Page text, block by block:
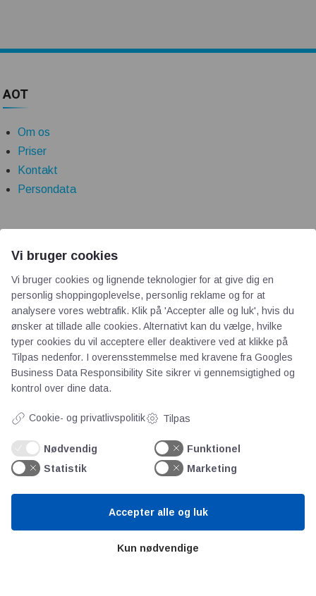
AOT
Om os
Priser
Kontakt
Persondata
Teknologisk Institut
Bitva
Videncentre
Litteratur
Forkortelser
Ståbi
Værd at besøge
Alltomteknikindustrin
Altombyen
Altomhjemmet
Vi bruger cookies
Vi bruger cookies og lignende teknologier for at give dig en
personlig shoppingoplevelse, personlig reklame og for at
analysere vores webtrafik. Klik på 'Accepter alle og luk', hvis du
ønsker at tillade alle cookies. Alternativt kan du vælge, hvilke
typer cookies du vil acceptere eller deaktivere ved at klikke på
Tilpas nedenfor. I overensstemmelse med kravene fra Googles
Business Data Responsibility Site sikrer vi gennemsigtighed og
kontrol over dine data.
Cookie- og privatlivspolitik Tilpas
Nødvendig
Funktionel
Statistik
Marketing
Kun nødvendige
Accepter alle og luk